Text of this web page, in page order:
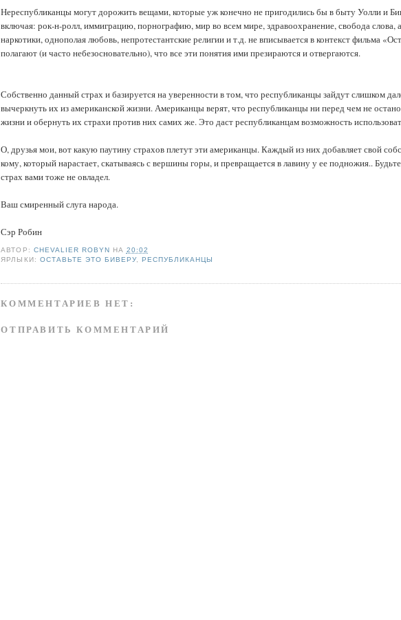
Нереспубликанцы могут дорожить вещами, которые уж конечно не пригодились бы в быту Уолли и
включая: рок-н-ролл, иммиграцию, порнографию, мир во всем мире, здравоохранение, свобода
наркотики, однополая любовь, непротестантские религии и т.д. не вписывается в контекст фильма
полагают (и часто небезосновательно), что все эти понятия ими презираются и отвергаются.
Собственно данный страх и базируется на уверенности в том, что республиканцы зайдут слишком
вычеркнуть их из американской жизни. Американцы верят, что республиканцы ни перед чем не
жизни и обернуть их страхи против них самих же. Это даст республиканцам возможность
О, друзья мои, вот какую паутину страхов плетут эти американцы. Каждый из них добавляет свой
кому, который нарастает, скатываясь с вершины горы, и превращается в лавину у ее подножия..
страх вами тоже не овладел.
Ваш смиренный слуга народа.
Сэр Робин
АВТОР: CHEVALIER ROBYN НА 20:02
ЯРЛЫКИ: ОСТАВЬТЕ ЭТО БИВЕРУ, РЕСПУБЛИКАНЦЫ
КОММЕНТАРИЕВ НЕТ:
ОТПРАВИТЬ КОММЕНТАРИЙ